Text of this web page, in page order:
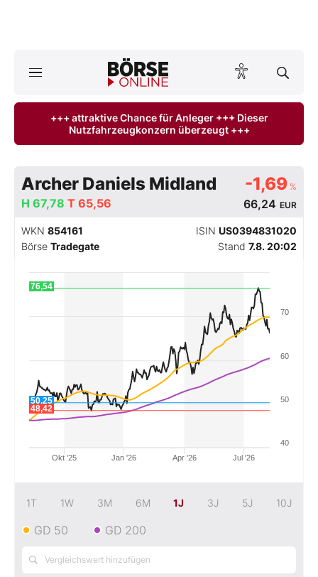
ktuelle Ausgabe BÖRSE ONLINE lesen
Finanz-Check
Abo & Shop
BO-Musterdepots
Mein Konto
+++ attraktive Chance für Anleger +++ Dieser
Nutzfahrzeugkonzern überzeugt +++
Archer Daniels Midland -1,69 %
66,24 EUR
H 67,78 T 65,56
WKN 854161 ISIN US0394831020
Börse Tradegate Stand 7.8. 20:02
Jan '26 Jul '26
Okt '25 Apr '26
40
60
50
70
50,25
48,42
76,54
1T 1W 3M 6M 1J 3J 5J 10J
GD 50 GD 200